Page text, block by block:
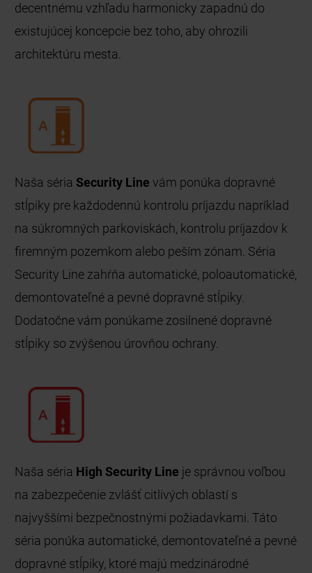
decentnému vzhľadu harmonicky zapadnú do
existujúcej koncepcie bez toho, aby ohrozili
architektúru mesta.
Naša séria Security Line vám ponúka dopravné
stĺpiky pre každodennú kontrolu príjazdu napríklad
na súkromných parkoviskách, kontrolu príjazdov k
firemným pozemkom alebo peším zónam. Séria
Security Line zahŕňa automatické, poloautomatické,
demontovateľné a pevné dopravné stĺpiky.
Dodatočne vám ponúkame zosilnené dopravné
stĺpiky so zvýšenou úrovňou ochrany.
Naša séria High Security Line je správnou voľbou
na zabezpečenie zvlášť citlivých oblastí s
najvyššími bezpečnostnými požiadavkami. Táto
séria ponúka automatické, demontovateľné a pevné
dopravné stĺpiky, ktoré majú medzinárodné